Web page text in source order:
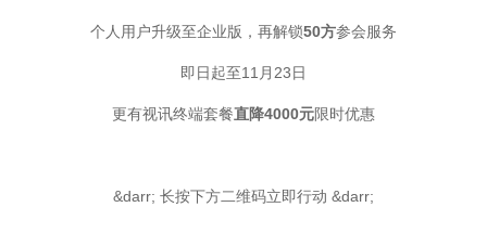
个人用户升级至企业版，再解锁50方参会服务
即日起至11月23日
更有视讯终端套餐直降4000元限时优惠
&darr; 长按下方二维码立即行动 &darr;